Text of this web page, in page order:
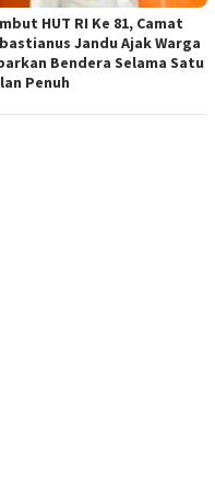
HUT RI Ke 81, Camat
Jandu Ajak Warga
Bendera Selama Satu
Penuh